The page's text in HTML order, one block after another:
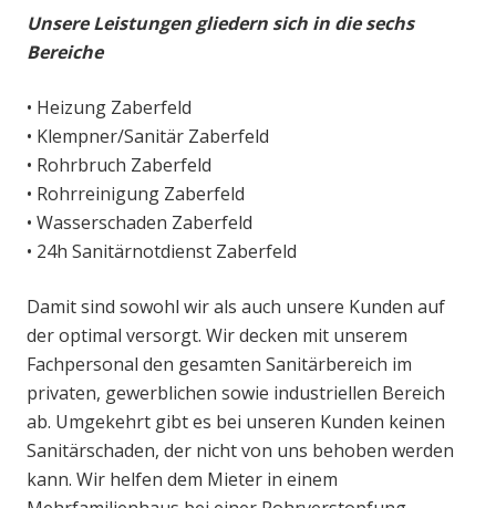
Unsere Leistungen gliedern sich in die sechs
Bereiche
• Heizung Zaberfeld
• Klempner/Sanitär Zaberfeld
• Rohrbruch Zaberfeld
• Rohrreinigung Zaberfeld
• Wasserschaden Zaberfeld
• 24h Sanitärnotdienst Zaberfeld
Damit sind sowohl wir als auch unsere Kunden auf
der optimal versorgt. Wir decken mit unserem
Fachpersonal den gesamten Sanitärbereich im
privaten, gewerblichen sowie industriellen Bereich
ab. Umgekehrt gibt es bei unseren Kunden keinen
Sanitärschaden, der nicht von uns behoben werden
kann. Wir helfen dem Mieter in einem